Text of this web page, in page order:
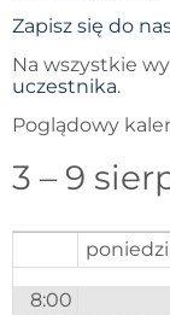
Zapisz się do
Na wszystkie
uczestnika.
Poglądowy
3 – 9
8:00